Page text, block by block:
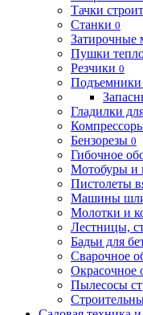
Тачки
Станки 0
Затирочные
Пушки
Резчики 0
Подъемники
Гладилки
Бензорезы 0
Гибочное
Мотобуры и
Пистолеты
Машины
Молотки и
Лестницы,
Бадьи для
Сварочное
Окрасочное
Пылесосы